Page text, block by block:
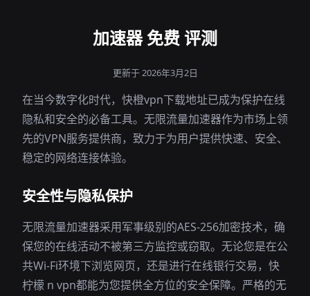
加速器 免费 评测
更新于 2026年3月2日
在当今数字化时代，快橙vpn下载地址已成为保护在线
隐私和安全的必备工具。无限流量加速器作为市场上领
先的VPN服务提供商，致力于为用户提供快速、安全、
稳定的网络连接体验。
安全性与隐私保护
无限流量加速器采用军事级别的AES-256加密技术，确
保您的在线活动不被第三方监控或窃取。无论您是在公
共Wi-Fi环境下浏览网页，还是进行在线银行交易，快
柠檬 n vpn都能为您提供全方位的安全保障。严格的无